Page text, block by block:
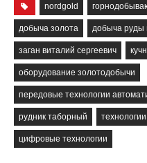
nordgold
добыча золота добыча руды
заган виталий сергеевич
оборудование золотодобычи
передовые технологии
рудник таборный
цифровые технологии